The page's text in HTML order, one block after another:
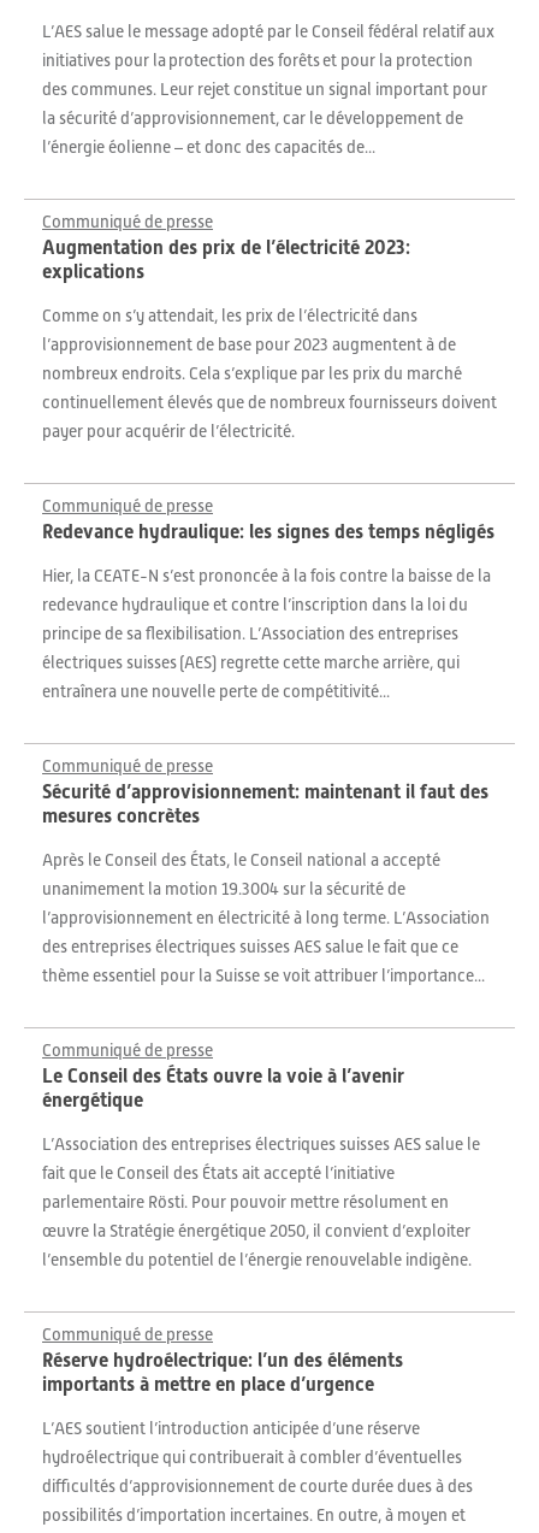
L’AES salue le message adopté par le Conseil fédéral relatif aux
initiatives pour la protection des forêts et pour la protection
des communes. Leur rejet constitue un signal important pour
la sécurité d’approvisionnement, car le développement de
l’énergie éolienne – et donc des capacités de...
Communiqué de presse
Augmentation des prix de l’électricité 2023:
explications
Comme on s’y attendait, les prix de l’électricité dans
l’approvisionnement de base pour 2023 augmentent à de
nombreux endroits. Cela s’explique par les prix du marché
continuellement élevés que de nombreux fournisseurs doivent
payer pour acquérir de l’électricité.
Communiqué de presse
Redevance hydraulique: les signes des temps négligés
Hier, la CEATE-N s’est prononcée à la fois contre la baisse de la
redevance hydraulique et contre l’inscription dans la loi du
principe de sa flexibilisation. L’Association des entreprises
électriques suisses (AES) regrette cette marche arrière, qui
entraînera une nouvelle perte de compétitivité...
Communiqué de presse
Sécurité d’approvisionnement: maintenant il faut des
mesures concrètes
Après le Conseil des États, le Conseil national a accepté
unanimement la motion 19.3004 sur la sécurité de
l’approvisionnement en électricité à long terme. L’Association
des entreprises électriques suisses AES salue le fait que ce
thème essentiel pour la Suisse se voit attribuer l’importance...
Communiqué de presse
Le Conseil des États ouvre la voie à l’avenir
énergétique
L’Association des entreprises électriques suisses AES salue le
fait que le Conseil des États ait accepté l’initiative
parlementaire Rösti. Pour pouvoir mettre résolument en
œuvre la Stratégie énergétique 2050, il convient d’exploiter
l’ensemble du potentiel de l’énergie renouvelable indigène.
Communiqué de presse
Réserve hydroélectrique: l’un des éléments
importants à mettre en place d’urgence
L’AES soutient l’introduction anticipée d’une réserve
hydroélectrique qui contribuerait à combler d’éventuelles
difficultés d’approvisionnement de courte durée dues à des
possibilités d’importation incertaines. En outre, à moyen et